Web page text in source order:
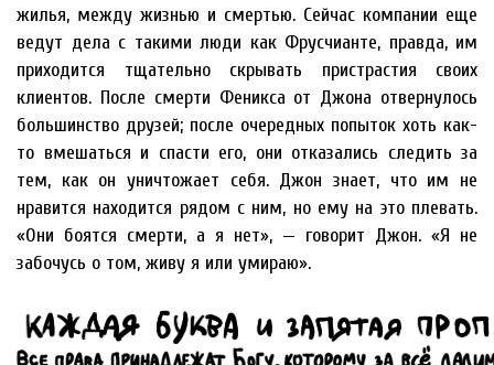
жилья, между жизнью и смертью. Сейчас компании еще
ведут дела с такими люди как Фрусчианте, правда, им
приходится тщательно скрывать пристрастия своих
клиентов. После смерти Феникса от Джона отвернулось
большинство друзей; после очередных попыток хоть как-
то вмешаться и спасти его, они отказались следить за
тем, как он уничтожает себя. Джон знает, что им не
нравится находится рядом с ним, но ему на это плевать.
«Они боятся смерти, а я нет», — говорит Джон. «Я не
забочусь о том, живу я или умираю».